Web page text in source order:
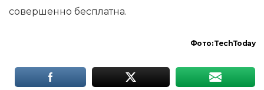
совершенно бесплатна.
Фото: TechToday